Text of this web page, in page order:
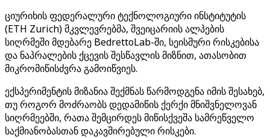
ციურიხის ფედერალური ტექნოლოგიური ინსტიტუტის
(ETH Zurich) მკვლევრებმა, შვეიცარიის ალპების
სიღრმეში მდებარე BedrettoLab-ში, სეისმური რისკებისა
და ნაპრალების ქცევის შესწავლის მიზნით, ათასობით
მიკრომიწისძვრა გამოიწვიეს.
ექსპერიმენტის მიზანია შექმნას წარმოდგენა იმის შესახებ,
თუ როგორ მოძრაობს დედამიწის ქერქი მნიშვნელოვან
სიღრმეებში, რათა შემცირდეს მიწისქვეშა სამრეწველო
საქმიანობასთან დაკავშირებული რისკები.